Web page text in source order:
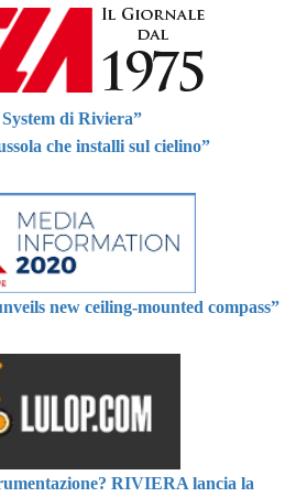
di Riviera”
che installi sul cielino”
new ceiling-mounted compass”
RIVIERA lancia la